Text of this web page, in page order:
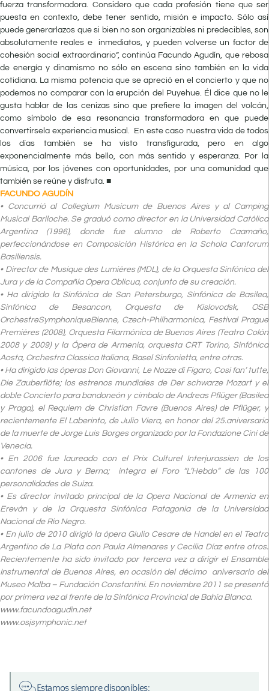
fuerza transformadora. Considero que cada profesión tiene que ser
puesta en contexto, debe tener sentido, misión e impacto. Sólo así
puede generarlazos que si bien no son organizables ni predecibles, son
absolutamente reales e inmediatos, y pueden volverse un factor de
cohesión social extraordinario”, continúa Facundo Agudín, que rebosa
de energía y dinamismo no sólo en escena sino también en la vida
cotidiana. La misma potencia que se apreció en el concierto y que no
podemos no comparar con la erupción del Puyehue. Él dice que no le
gusta hablar de las cenizas sino que prefiere la imagen del volcán,
como símbolo de esa resonancia transformadora en que puede
convertirsela experiencia musical. En este caso nuestra vida de todos
los días también se ha visto transfigurada, pero en algo
exponencialmente más bello, con más sentido y esperanza. Por la
música, por los jóvenes con oportunidades, por una comunidad que
también se reúne y disfruta. ■
FACUNDO AGUDÍN
• Concurrió al Collegium Musicum de Buenos Aires y al Camping
Musical Bariloche. Se graduó como director en la Universidad Católica
Argentina (1996), donde fue alumno de Roberto Caamaño,
perfeccionándose en Composición Histórica en la Schola Cantorum
Basiliensis.
• Director de Musique des Lumières (MDL), de la Orquesta Sinfónica del
Jura y de la Compañía Opera Oblicua, conjunto de su creación.
• Ha dirigido la Sinfónica de San Petersburgo, Sinfónica de Basilea,
Sinfónica de Besancon, Orquesta de Kislovodsk, OSB
OrchestreSymphoniqueBienne, Czech-Philharmonica, Festival Prague
Premières (2008), Orquesta Filarmónica de Buenos Aires (Teatro Colón
2008 y 2009) y la Ópera de Armenia, orquesta CRT Torino, Sinfónica
Aosta, Orchestra Classica Italiana, Basel Sinfonietta, entre otras.
• Ha dirigido las óperas Don Giovanni, Le Nozze di Figaro, Cosi fan’ tutte,
Die Zauberflöte; los estrenos mundiales de Der schwarze Mozart y el
doble Concierto para bandoneón y címbalo de Andreas Pflüger (Basilea
y Praga), el Requiem de Christian Favre (Buenos Aires) de Pflüger, y
recientemente El Laberinto, de Julio Viera, en honor del 25.aniversario
de la muerte de Jorge Luis Borges organizado por la Fondazione Cini de
Venecia.
• En 2006 fue laureado con el Prix Culturel Interjurassien de los
cantones de Jura y Berna; integra el Foro “L’Hebdo” de las 100
personalidades de Suiza.
• Es director invitado principal de la Opera Nacional de Armenia en
Ereván y de la Orquesta Sinfónica Patagonia de la Universidad
Nacional de Rio Negro.
• En julio de 2010 dirigió la ópera Giulio Cesare de Handel en el Teatro
Argentino de La Plata con Paula Almenares y Cecilia Díaz entre otros.
Recientemente ha sido invitado por tercera vez a dirigir el Ensamble
Instrumental de Buenos Aires, en ocasión del décimo aniversario del
Museo Malba – Fundación Constantini. En noviembre 2011 se presentó
por primera vez al frente de la Sinfónica Provincial de Bahía Blanca.
www.facundoagudin.net
www.osjsymphonic.net
Estamos siempre disponibles: